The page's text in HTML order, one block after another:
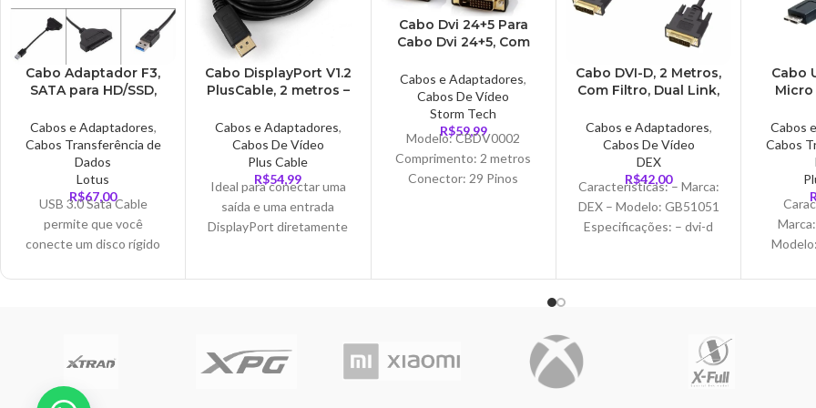
Cabo Adaptador F3,
SATA para HD/SSD,
3.0 – CB-USB3.0
Cabos e Adaptadores,
Cabos Transferência de
Dados
Lotus
R$67,00
USB 3.0 Sata Cable
permite que você
conecte um disco rígido
estado sólido para o seu
atualizar o disco rígido em
seu laptop, adicionando
um SSD externo via USB
Cabo DisplayPort V1.2
PlusCable, 2 metros –
Cabos e Adaptadores,
Cabos De Vídeo
Plus Cable
R$54,99
Ideal para conectar uma
saída e uma entrada
DisplayPort diretamente
resoluções até 4K.
Cabo Dvi 24+5 Para
Cabo Dvi 24+5, Com
CBDV0002
Cabos e Adaptadores,
Cabos De Vídeo
Storm Tech
R$59,99
Modelo: CBDV0002
Comprimento: 2 metros
Conector: 29 Pinos
Informação adicional: –
Cabo DVI-D, 2 Metros,
Com Filtro, Dual Link,
Cabos e Adaptadores,
Cabos De Vídeo
DEX
R$42,00
Características: – Marca:
DEX – Modelo: GB51051
Especificações: – dvi-d
Cabo
Micro
–
Cabos
Cabos
AM/